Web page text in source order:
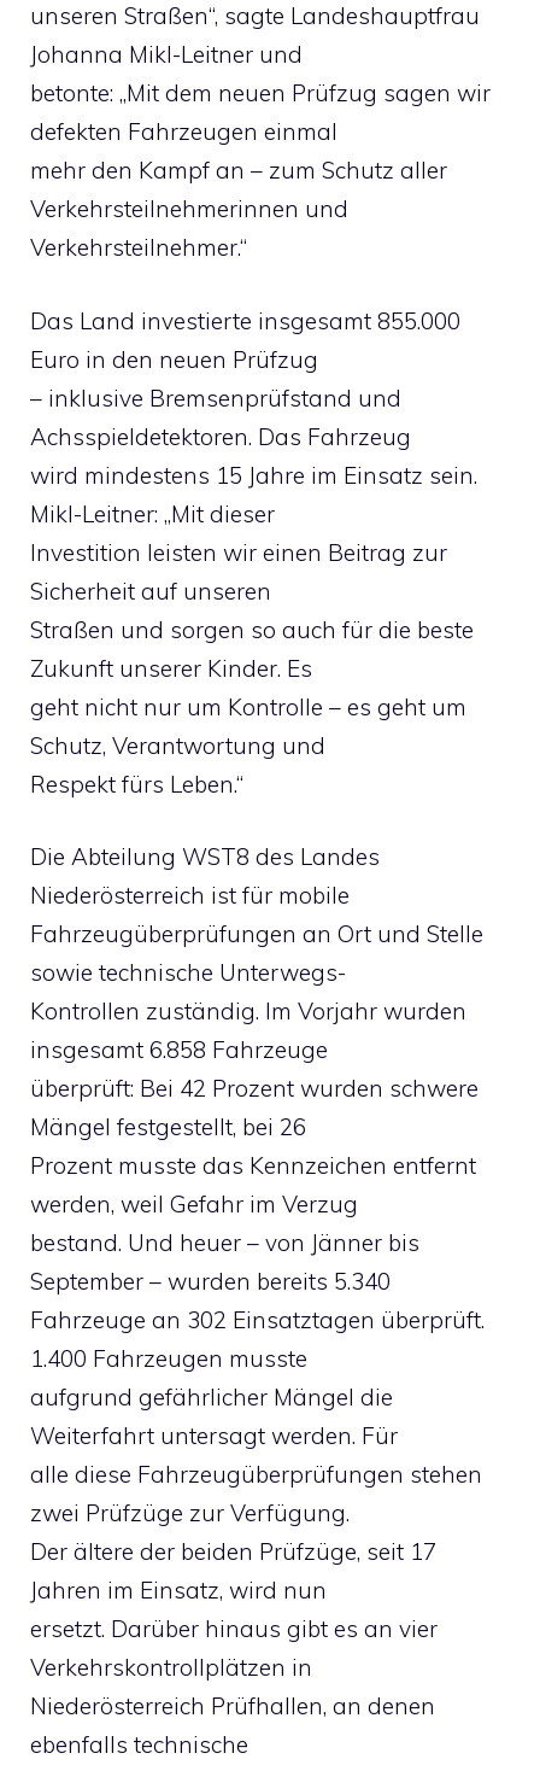
unseren Straßen“, sagte Landeshauptfrau
Johanna Mikl-Leitner und
betonte: „Mit dem neuen Prüfzug sagen wir
defekten Fahrzeugen einmal
mehr den Kampf an – zum Schutz aller
Verkehrsteilnehmerinnen und
Verkehrsteilnehmer.“
Das Land investierte insgesamt 855.000
Euro in den neuen Prüfzug
– inklusive Bremsenprüfstand und
Achsspieldetektoren. Das Fahrzeug
wird mindestens 15 Jahre im Einsatz sein.
Mikl-Leitner: „Mit dieser
Investition leisten wir einen Beitrag zur
Sicherheit auf unseren
Straßen und sorgen so auch für die beste
Zukunft unserer Kinder. Es
geht nicht nur um Kontrolle – es geht um
Schutz, Verantwortung und
Respekt fürs Leben.“
Die Abteilung WST8 des Landes
Niederösterreich ist für mobile
Fahrzeugüberprüfungen an Ort und Stelle
sowie technische Unterwegs-
Kontrollen zuständig. Im Vorjahr wurden
insgesamt 6.858 Fahrzeuge
überprüft: Bei 42 Prozent wurden schwere
Mängel festgestellt, bei 26
Prozent musste das Kennzeichen entfernt
werden, weil Gefahr im Verzug
bestand. Und heuer – von Jänner bis
September – wurden bereits 5.340
Fahrzeuge an 302 Einsatztagen überprüft.
1.400 Fahrzeugen musste
aufgrund gefährlicher Mängel die
Weiterfahrt untersagt werden. Für
alle diese Fahrzeugüberprüfungen stehen
zwei Prüfzüge zur Verfügung.
Der ältere der beiden Prüfzüge, seit 17
Jahren im Einsatz, wird nun
ersetzt. Darüber hinaus gibt es an vier
Verkehrskontrollplätzen in
Niederösterreich Prüfhallen, an denen
ebenfalls technische